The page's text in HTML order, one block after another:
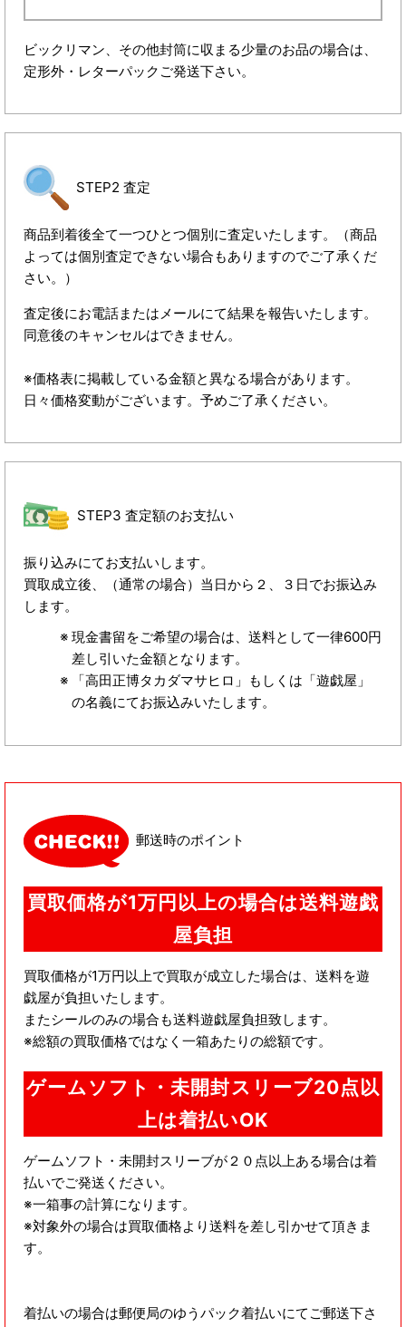
ビックリマン、その他封筒に収まる少量のお品の場合は、
定形外・レターパックご発送下さい。
STEP2 査定
商品到着後全て一つひとつ個別に査定いたします。（商品
よっては個別査定できない場合もありますのでご了承くだ
さい。）
査定後にお電話またはメールにて結果を報告いたします。
同意後のキャンセルはできません。
※価格表に掲載している金額と異なる場合があります。
日々価格変動がございます。予めご了承ください。
STEP3 査定額のお支払い
振り込みにてお支払いします。
買取成立後、（通常の場合）当日から２、３日でお振込み
します。
現金書留をご希望の場合は、送料として一律600円
差し引いた金額となります。
「高田正博タカダマサヒロ」もしくは「遊戯屋」
の名義にてお振込みいたします。
郵送時のポイント
買取価格が1万円以上の場合は送料遊戯
屋負担
買取価格が1万円以上で買取が成立した場合は、送料を遊
戯屋が負担いたします。
またシールのみの場合も送料遊戯屋負担致します。
※総額の買取価格ではなく一箱あたりの総額です。
ゲームソフト・未開封スリーブ20点以
上は着払いOK
ゲームソフト・未開封スリーブが２０点以上ある場合は着
払いでご発送ください。
※一箱事の計算になります。
※対象外の場合は買取価格より送料を差し引かせて頂きま
す。
着払いの場合は郵便局のゆうパック着払いにてご郵送下さ